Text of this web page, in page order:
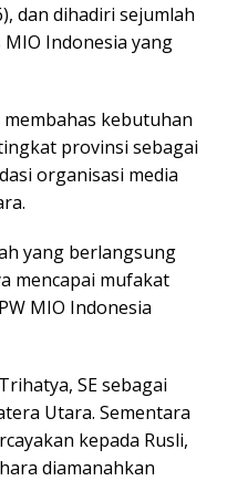
dan dihadiri sejumlah
Indonesia yang
kebutuhan
provinsi sebagai
organisasi media
yang berlangsung
mencapai mufakat
MIO Indonesia
SE sebagai
Utara. Sementara
kepada Rusli,
diamanahkan